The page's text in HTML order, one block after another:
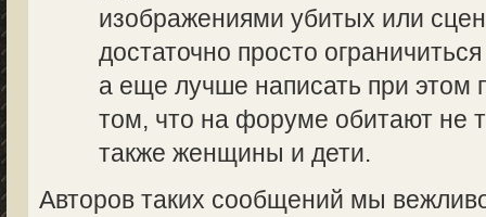
изображениями убитых или
достаточно просто
а еще лучше написать при этом
том, что на форуме обитают не
также женщины и дети.
Авторов таких сообщений мы